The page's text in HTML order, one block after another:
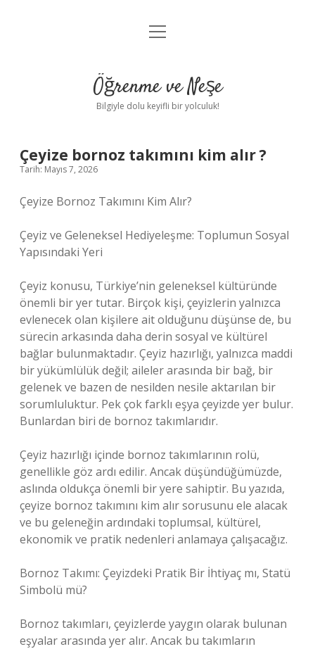
Anasayfa
Yasal Uyarı
menüyü
Öğrenme ve Neşe
Bilgiyle dolu keyifli bir yolculuk!
Çeyize bornoz takımını kim alır ?
Tarih: Mayıs 7, 2026
Çeyize Bornoz Takımını Kim Alır?
Çeyiz ve Geleneksel Hediyeleşme: Toplumun Sosyal
Yapısındaki Yeri
Çeyiz konusu, Türkiye’nin geleneksel kültüründe
önemli bir yer tutar. Birçok kişi, çeyizlerin yalnızca
evlenecek olan kişilere ait olduğunu düşünse de, bu
sürecin arkasında daha derin sosyal ve kültürel
bağlar bulunmaktadır. Çeyiz hazırlığı, yalnızca maddi
bir yükümlülük değil; aileler arasında bir bağ, bir
gelenek ve bazen de nesilden nesile aktarılan bir
sorumluluktur. Pek çok farklı eşya çeyizde yer bulur.
Bunlardan biri de bornoz takımlarıdır.
Çeyiz hazırlığı içinde bornoz takımlarının rolü,
genellikle göz ardı edilir. Ancak düşündüğümüzde,
aslında oldukça önemli bir yere sahiptir. Bu yazıda,
çeyize bornoz takımını kim alır sorusunu ele alacak
ve bu geleneğin ardındaki toplumsal, kültürel,
ekonomik ve pratik nedenleri anlamaya çalışacağız.
Bornoz Takımı: Çeyizdeki Pratik Bir İhtiyaç mı, Statü
Simbolü mü?
Bornoz takımları, çeyizlerde yaygın olarak bulunan
eşyalar arasında yer alır. Ancak bu takımların